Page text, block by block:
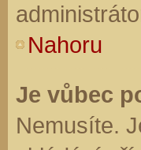
Nahoru
Je vůbec
Nemusíte.